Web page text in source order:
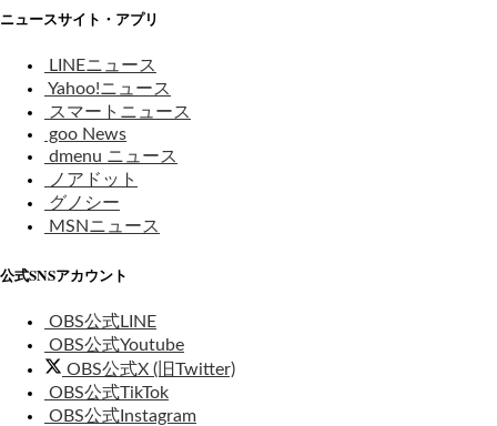
ニュースサイト・アプリ
LINEニュース
Yahoo!ニュース
スマートニュース
goo News
dmenu ニュース
ノアドット
グノシー
MSNニュース
公式SNSアカウント
OBS公式LINE
OBS公式Youtube
OBS公式X (旧Twitter)
OBS公式TikTok
OBS公式Instagram